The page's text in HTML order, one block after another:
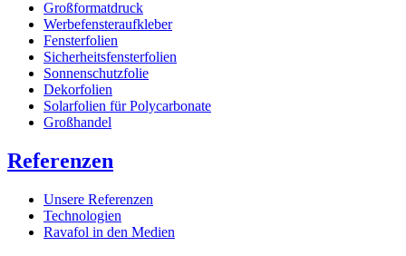
Großformatdruck
Werbefensteraufkleber
Fensterfolien
Sicherheitsfensterfolien
Sonnenschutzfolie
Dekorfolien
Solarfolien für Polycarbonate
Großhandel
Referenzen
Unsere Referenzen
Technologien
Ravafol in den Medien